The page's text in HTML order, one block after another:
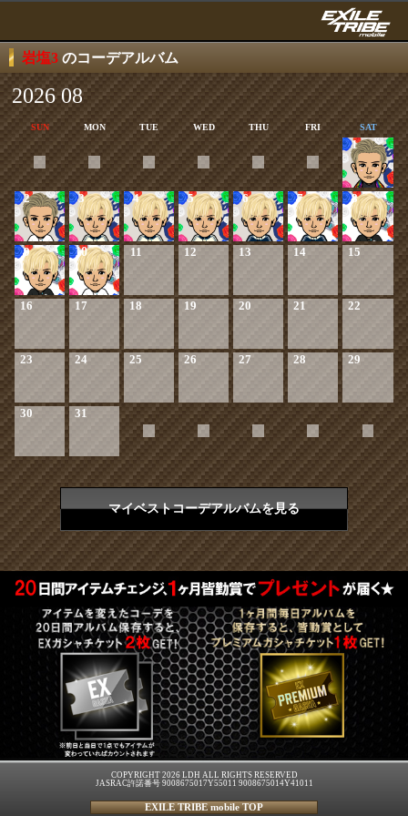
岩塩3 のコーデアルバム
2026 08
SUN MON TUE WED THU FRI SAT
1
2 3 4 5 6 7 8
9 10 11 12 13 14 15
16 17 18 19 20 21 22
23 24 25 26 27 28 29
30 31
マイベストコーデアルバムを見る
COPYRIGHT 2026 LDH ALL RIGHTS RESERVED
JASRAC許諾番号 9008675017Y55011 9008675014Y41011
EXILE TRIBE mobile TOP